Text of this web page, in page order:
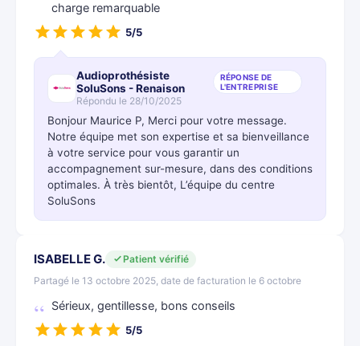
charge remarquable
5/5
Audioprothésiste
SoluSons - Renaison
RÉPONSE DE
L'ENTREPRISE
Répondu le 28/10/2025
Bonjour Maurice P, Merci pour votre message.
Notre équipe met son expertise et sa bienveillance
à votre service pour vous garantir un
accompagnement sur-mesure, dans des conditions
optimales. À très bientôt, L’équipe du centre
SoluSons
ISABELLE G.
Patient vérifié
Partagé le 13 octobre 2025, date de facturation le 6 octobre
Sérieux, gentillesse, bons conseils
5/5